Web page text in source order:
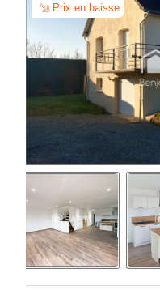
Prix en baisse